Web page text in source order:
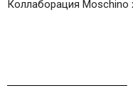
Коллаборация Moschino